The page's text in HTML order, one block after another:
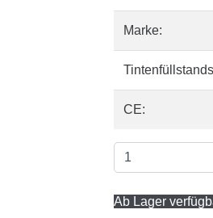
Marke:
CE:
Ab Lager